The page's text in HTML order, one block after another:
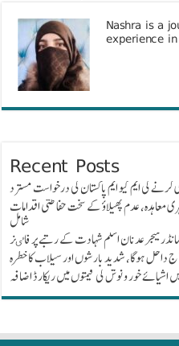
Nashra is a
experience
Recent Posts
کی ایم کیو ایم پاکستان کی درخواست مسترد
عدم پھیلاؤ کے سخت حفاظتی اقدامات
شامل
میجر عدنان اسلم شہادت کے رتبے پر فاٸز
ہوگا، شدید بارشوں اور سیلاب کا خطرہ
خور و نوش کی قیمتوں میں ریکارڈ اضافہ